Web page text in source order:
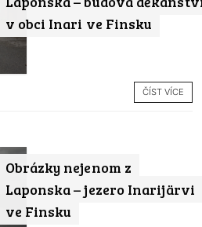
v obci Inari ve Finsku
ČÍST VÍCE
Obrázky nejenom z
Laponska – jezero Inarijärvi
ve Finsku